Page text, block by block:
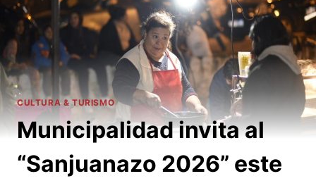
CULTURA & TURISMO
Municipalidad invita al
“Sanjuanazo 2026” este